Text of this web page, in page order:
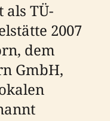
TÜ-
2007
dem
GmbH,